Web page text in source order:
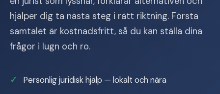
hjälper dig ta nästa steg i rätt riktning. Första
samtalet är kostnadsfritt, så du kan ställa dina
frågor i lugn och ro.
Personlig juridisk hjälp — lokalt och nära